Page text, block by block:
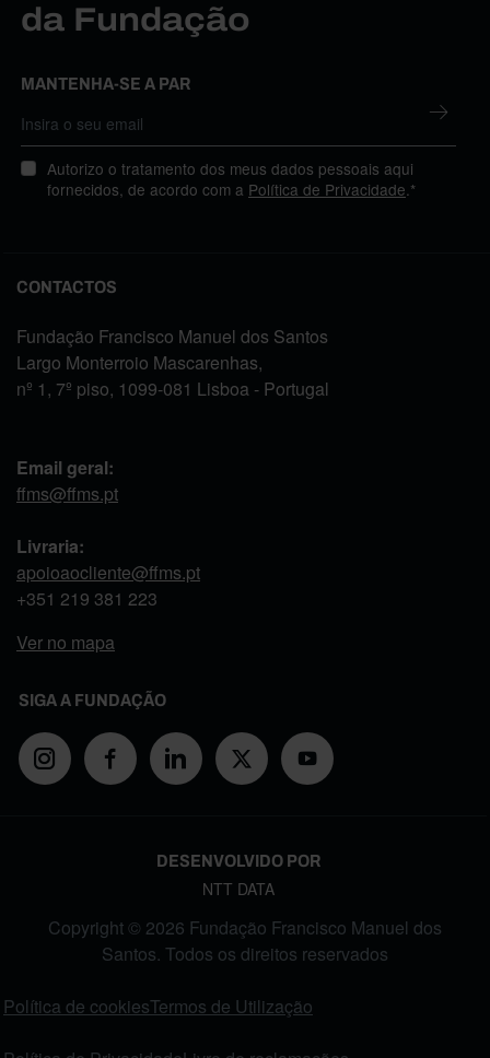
da Fundação
MANTENHA-SE A PAR
Autorizo o tratamento dos meus dados pessoais aqui
fornecidos, de acordo com a Política de Privacidade .*
CONTACTOS
Fundação Francisco Manuel dos Santos
Largo Monterroio Mascarenhas,
nº 1, 7º piso, 1099-081 Lisboa - Portugal
Email geral:
ffms@ffms.pt
Livraria:
apoioaocliente@ffms.pt
+351 219 381 223
Ver no mapa
SIGA A FUNDAÇÃO
DESENVOLVIDO POR
NTT DATA
Copyright © 2026 Fundação Francisco Manuel dos
Santos. Todos os direitos reservados
Política de cookiesTermos de Utilização